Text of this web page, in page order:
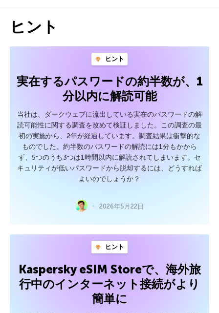
ヒント
ヒント
実在するパスワードの約半数が、1
分以内に解読可能
当社は、ダークウェブに流出している実在のパスワードの解
読可能性に関する調査を改めて検証しました。この調査の最
初の実施から、2年が経過しています。調査結果は衝撃的な
ものでした。約半数のパスワードの解読には1分もかから
ず、5つのうち3つは1時間以内に解読されてしまいます。セ
キュリティが低いパスワードから脱却するには、どうすれば
よいのでしょうか？
2026年5月22日
ヒント
Kaspersky eSIM Storeで、海外旅
行中のインターネット接続がより
簡単に